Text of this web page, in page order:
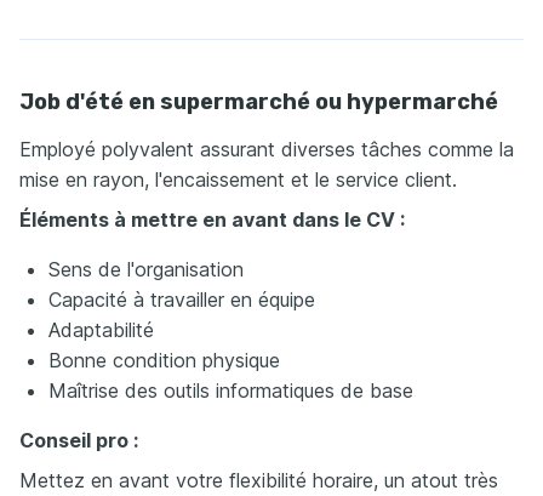
Job d'été en supermarché ou hypermarché
Employé polyvalent assurant diverses tâches comme la
mise en rayon, l'encaissement et le service client.
Éléments à mettre en avant dans le CV :
Sens de l'organisation
Capacité à travailler en équipe
Adaptabilité
Bonne condition physique
Maîtrise des outils informatiques de base
Conseil pro :
Mettez en avant votre flexibilité horaire, un atout très